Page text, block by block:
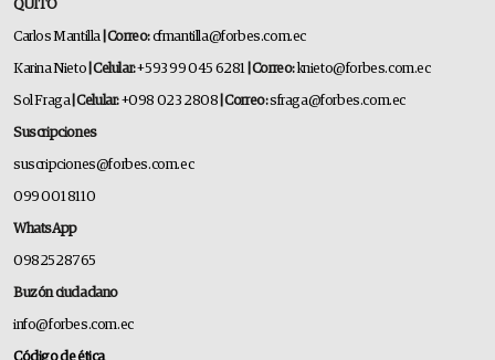
QUITO
Carlos Mantilla | Correo:cfmantilla@forbes.com.ec
Karina Nieto | Celular:+593 99 045 6281 | Correo:knieto@forbes.com.ec
Sol Fraga| Celular:+098 023 2808 | Correo:sfraga@forbes.com.ec
Suscripciones
suscripciones@forbes.com.ec
099 001 8110
WhatsApp
0982528765
Buzón ciudadano
info@forbes.com.ec
Código de ética